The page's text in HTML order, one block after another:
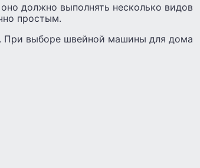
должно выполнять несколько видов
простым.
При выборе швейной машины для дома